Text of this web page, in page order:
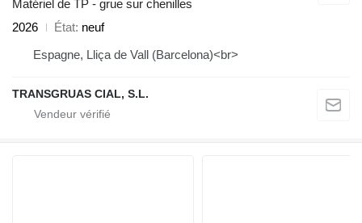
Matériel de TP - grue sur chenilles
2026
État neuf
Espagne, Lliça de Vall (Barcelona)<br>
TRANSGRUAS CIAL, S.L.